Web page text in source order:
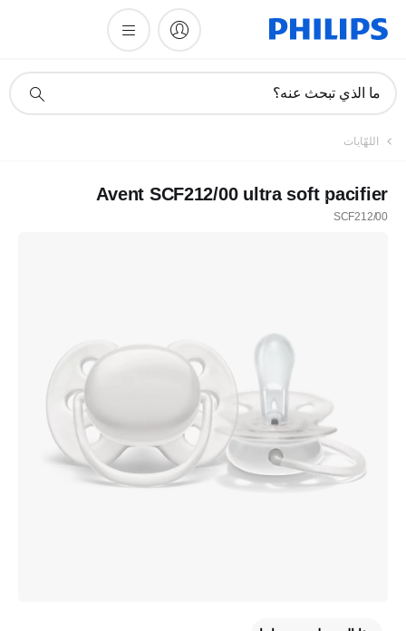
دعم
ما الذي تبحث عنه؟
اللهّايات
Avent SCF212/00 ultra soft pacifier
SCF212/00